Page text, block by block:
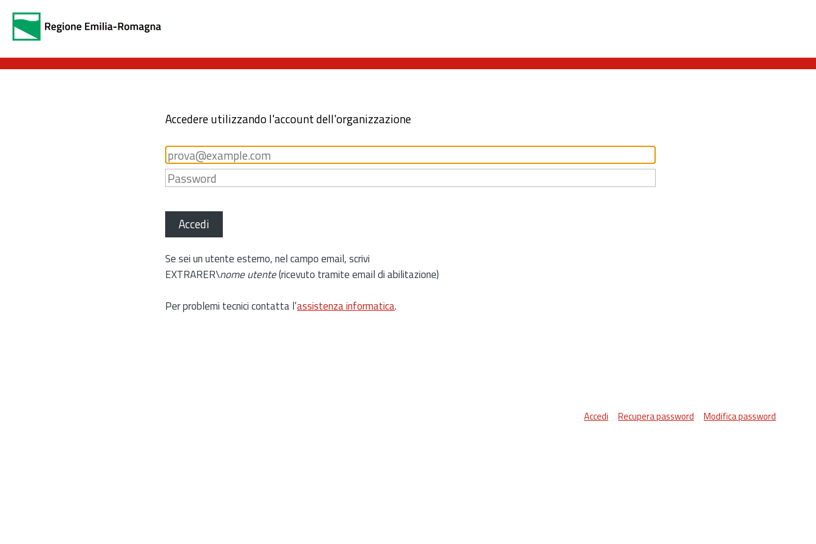
Accedere utilizzando l'account dell'organizzazione
Accedi
Se sei un utente esterno, nel campo email, scrivi
EXTRARER\nome utente(ricevuto tramite email di abilitazione)
Per problemi tecnici contatta l’assistenza informatica.
Accedi Recupera password Modifica password